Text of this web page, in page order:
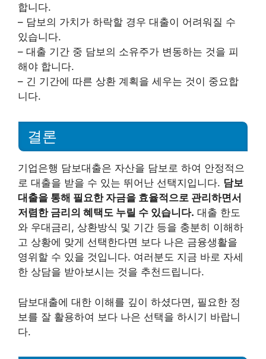
합니다.
– 담보의 가치가 하락할 경우 대출이 어려워질 수
있습니다.
– 대출 기간 중 담보의 소유주가 변동하는 것을 피
해야 합니다.
– 긴 기간에 따른 상환 계획을 세우는 것이 중요합
니다.
결론
기업은행 담보대출은 자산을 담보로 하여 안정적으
로 대출을 받을 수 있는 뛰어난 선택지입니다. 담보
대출을 통해 필요한 자금을 효율적으로 관리하면서
저렴한 금리의 혜택도 누릴 수 있습니다. 대출 한도
와 우대금리, 상환방식 및 기간 등을 충분히 이해하
고 상황에 맞게 선택한다면 보다 나은 금융생활을
영위할 수 있을 것입니다. 여러분도 지금 바로 자세
한 상담을 받아보시는 것을 추천드립니다.
담보대출에 대한 이해를 깊이 하셨다면, 필요한 정
보를 잘 활용하여 보다 나은 선택을 하시기 바랍니
다.